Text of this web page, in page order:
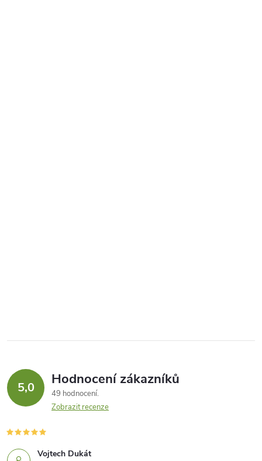
5,0 Hodnocení zákazníků
49 hodnocení
Zobrazit recenze
Vojtech Dukát